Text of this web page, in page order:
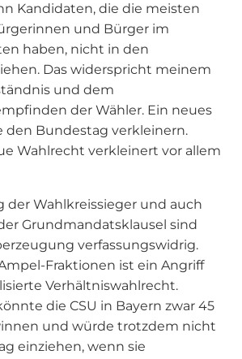
Kandidaten, die die meisten
und Bürger im
haben, nicht in den
Das widerspricht meinem
und dem
der Wähler. Ein neues
den Bundestag verkleinern.
Wahlrecht verkleinert vor allem
der Wahlkreissieger und auch
Grundmandatsklausel sind
verfassungswidrig.
Fraktionen ist ein Angriff
Verhältniswahlrecht.
die CSU in Bayern zwar 45
und würde trotzdem nicht
einziehen, wenn sie